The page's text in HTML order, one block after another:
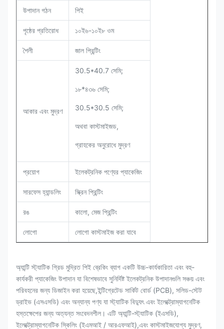
উপাদান গঠন পিই
পৃষ্ঠের প্রতিরোধ ১০ই৬-১০ই৮ ওম
শৈলী জাল প্রিন্টিং
আকার এবং মুদ্রণ
30.5*40.7 সেমি;
১৮*৪৩৬ সেমি;
30.5*30.5 সেমি;
অথবা কাস্টমাইজড,
গ্রাহকের অনুরোধে মুদ্রণ
প্রয়োগ ইলেকট্রনিক পণ্যের প্যাকেজিং
সারফেস হ্যান্ডলিং স্ক্রিন প্রিন্টিং
রঙ কালো, মেজ প্রিন্টিং
লোগো লোগো কাস্টমাইজ করা যাবে
অ্যান্টি স্ট্যাটিক গ্রিড মুদ্রিত পিই ব্রেকিং ব্যাগ একটি উচ্চ-কার্যকারিতা এবং বহু-
কার্যকরী প্যাকেজিং উপাদান যা বিশেষভাবে সুনির্দিষ্ট ইলেকট্রনিক উপাদানগুলি সঞ্চয় এবং
পরিবহনের জন্য ডিজাইন করা হয়েছে,ইন্টিগ্রেটেড সার্কিট বোর্ড (PCB), সলিড-স্টেট
ড্রাইভ (এসএসডি) এবং অন্যান্য পণ্য যা স্ট্যাটিক বিদ্যুৎ এবং ইলেক্ট্রোম্যাগনেটিক
হস্তক্ষেপের জন্য অত্যন্ত সংবেদনশীল। এটি অ্যান্টি-স্ট্যাটিক (ইএসডি),
ইলেক্ট্রোম্যাগনেটিক স্কিলিং (ইএমআই / আরএফআই),এবং কাস্টমাইজযোগ্য মুদ্রণ,